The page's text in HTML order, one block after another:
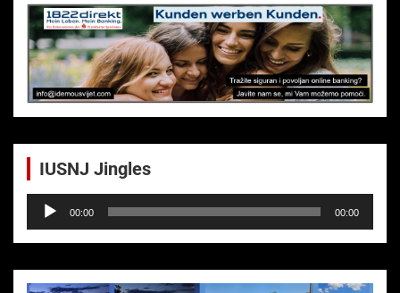
IUSNJ Jingles
Audio-
Player
00:00 00:00